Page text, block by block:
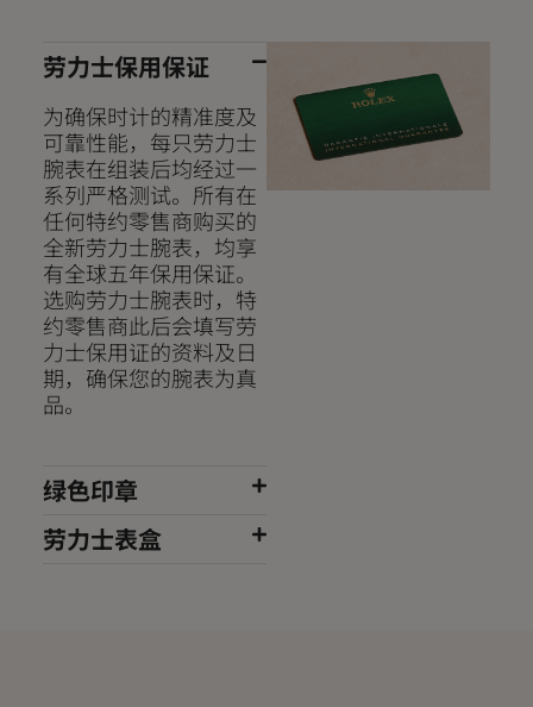
劳力士保用保证
为确保时计的精准度及
可靠性能，每只劳力士
腕表在组装后均经过一
系列严格测试。所有在
任何特约零售商购买的
全新劳力士腕表，均享
有全球五年保用保证。
选购劳力士腕表时，特
约零售商此后会填写劳
力士保用证的资料及日
期，确保您的腕表为真
品。
绿色印章
劳力士表盒